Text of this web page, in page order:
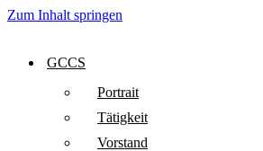
Zum Inhalt springen
GCCS
Portrait
Tätigkeit
Vorstand